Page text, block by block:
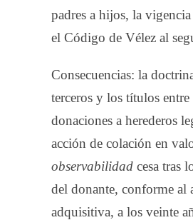
padres a hijos, la
el Código de Vélez al
Consecuencias: la
terceros y los títulos
donaciones a herederos
acción de colación en
observabilidad cesa tras
del donante, conforme
adquisitiva, a los veinte